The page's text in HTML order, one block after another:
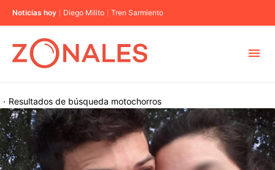
Noticias hoy Diego Milito Tren Sarmiento
CABA
BUENOS AIRES
Resultados de búsqueda
· motochorros